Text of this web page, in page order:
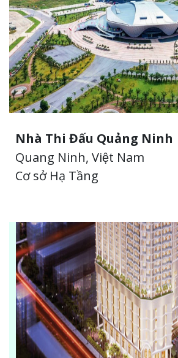
Nhà Thi Đấu Quảng Ninh
Quang Ninh, Việt Nam
Cơ sở Hạ Tầng